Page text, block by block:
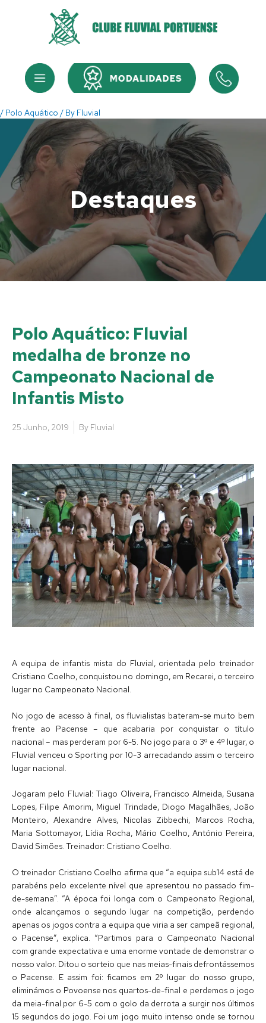
Menu Menu
/ Polo Aquático / By Fluvial
Destaques
Polo Aquático: Fluvial
medalha de bronze no
Campeonato Nacional de
Infantis Misto
25 Junho, 2019 By Fluvial
A equipa de infantis mista do Fluvial, orientada pelo treinador
Cristiano Coelho, conquistou no domingo, em Recarei, o terceiro
lugar no Campeonato Nacional.
No jogo de acesso à final, os fluvialistas bateram-se muito bem
frente ao Pacense – que acabaria por conquistar o título
nacional – mas perderam por 6-5. No jogo para o 3º e 4º lugar, o
Fluvial venceu o Sporting por 10-3 arrecadando assim o terceiro
lugar nacional.
Jogaram pelo Fluvial: Tiago Oliveira, Francisco Almeida, Susana
Lopes, Filipe Amorim, Miguel Trindade, Diogo Magalhães, João
Monteiro, Alexandre Alves, Nicolas Zibbechi, Marcos Rocha,
Maria Sottomayor, Lídia Rocha, Mário Coelho, António Pereira,
David Simões. Treinador: Cristiano Coelho.
O treinador Cristiano Coelho afirma que “a equipa sub14 está de
parabéns pelo excelente nível que apresentou no passado fim-
de-semana”. “A época foi longa com o Campeonato Regional,
onde alcançamos o segundo lugar na competição, perdendo
apenas os jogos contra a equipa que viria a ser campeã regional,
o Pacense”, explica. “Partimos para o Campeonato Nacional
com grande expectativa e uma enorme vontade de demonstrar o
nosso valor. Ditou o sorteio que nas meias-finais defrontássemos
o Pacense. E assim foi: ficamos em 2º lugar do nosso grupo,
eliminámos o Povoense nos quartos-de-final e perdemos o jogo
da meia-final por 6-5 com o golo da derrota a surgir nos últimos
15 segundos do jogo. Foi um jogo muito intenso onde se tornou